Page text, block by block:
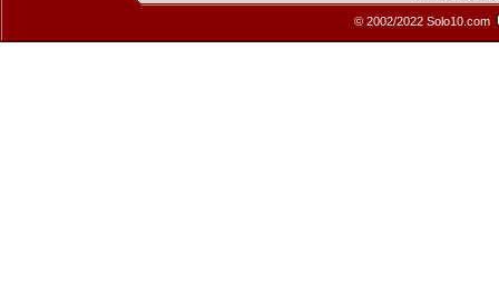
© 2002/2022 Solo10.com